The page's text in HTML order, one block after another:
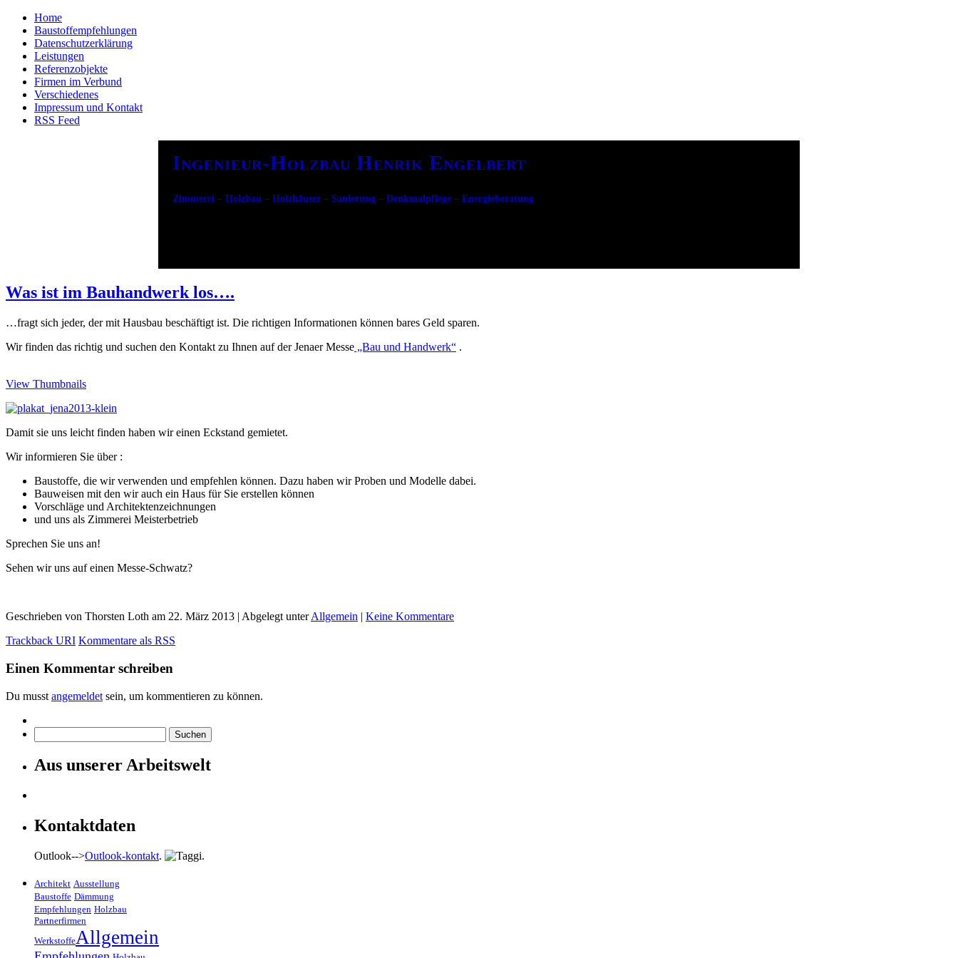
Home
Baustoffempfehlungen
Datenschutzerklärung
Leistungen
Referenzobjekte
Firmen im Verbund
Verschiedenes
Impressum und Kontakt
RSS Feed
Ingenieur-Holzbau Henrik Engelbert
Zimmerei – Holzbau – Holzhäuser – Sanierung – Denkmalpflege – Energieberatung
Was ist im Bauhandwerk los….
…fragt sich jeder, der mit Hausbau beschäftigt ist. Die richtigen Informationen können bares Geld sparen.
Wir finden das richtig und suchen den Kontakt zu Ihnen auf der Jenaer Messe „Bau und Handwerk“ .
View Thumbnails
Damit sie uns leicht finden haben wir einen Eckstand gemietet.
Wir informieren Sie über :
Baustoffe, die wir verwenden und empfehlen können. Dazu haben wir Proben und Modelle dabei.
Bauweisen mit den wir auch ein Haus für Sie erstellen können
Vorschläge und Architektenzeichnungen
und uns als Zimmerei Meisterbetrieb
Sprechen Sie uns an!
Sehen wir uns auf einen Messe-Schwatz?
Geschrieben von Thorsten Loth am 22. März 2013 | Abgelegt unterAllgemein | Keine Kommentare
Trackback URI Kommentare als RSS
Einen Kommentar schreiben
Du musst angemeldet sein, um kommentieren zu können.
nach:
Aus unserer Arbeitswelt
Kontaktdaten
Outlook-->Outlook-kontakt. .
Architekt Ausstellung
Baustoffe Dämmung
Empfehlungen Holzbau
Partnerfirmen
WerkstoffeAllgemein